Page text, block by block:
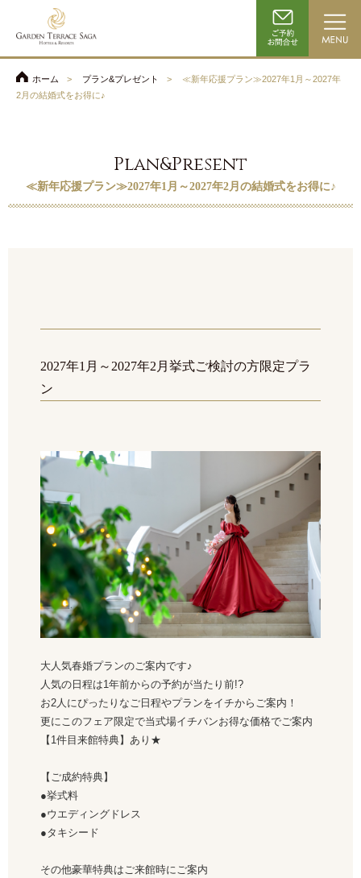
ホーム プラン&プレゼント
≪新年応援プラン≫2027年1月～2027年
2月の結婚式をお得に♪
Plan&Present
≪新年応援プラン≫2027年1月～2027年2月の結婚式をお得に♪
2027年1月～2027年2月挙式ご検討の方限定プラ
ン
大人気春婚プランのご案内です♪
人気の日程は1年前からの予約が当たり前!?
お2人にぴったりなご日程やプランをイチからご案内！
更にこのフェア限定で当式場イチバンお得な価格でご案内
【1件目来館特典】あり★
【ご成約特典】
●挙式料
●ウエディングドレス
●タキシード
その他豪華特典はご来館時にご案内